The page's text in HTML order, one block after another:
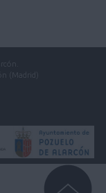
(Madrid)